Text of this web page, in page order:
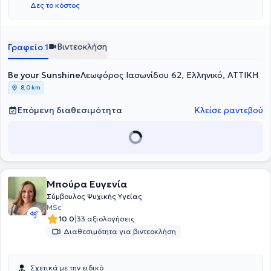
Δες το κόστος
Γραφείο 1 Βιντεοκλήση
Be your SunshineΛεωφόρος Ιασωνίδου 62, Ελληνικό, ΑΤΤΙΚΗ
8,0 km
Επόμενη διαθεσιμότητα Κλείσε ραντεβού
Μπούρα Ευγενία
Σύμβουλος Ψυχικής Υγείας
MSc
10.0|33 αξιολογήσεις
Διαθεσιμότητα για βιντεοκλήση
Σχετικά με την ειδικό